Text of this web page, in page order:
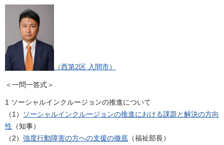
（西第2区 入間市）
＜一問一答式＞
1 ソーシャルインクルージョンの推進について
（1）
ソーシャルインクルージョンの推進における課題と解決の方向
性 （知事）
（2） 強度行動障害の方への支援の徹底 （福祉部長）